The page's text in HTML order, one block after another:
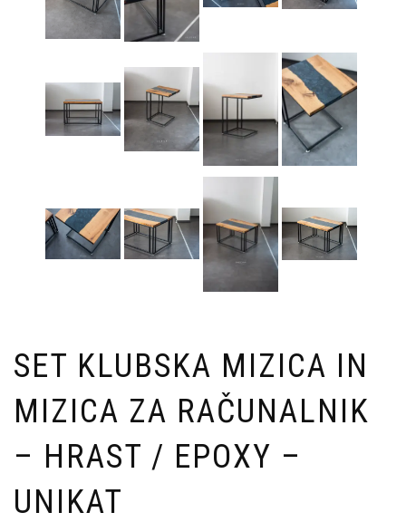
SET KLUBSKA MIZICA IN
MIZICA ZA RAČUNALNIK
– HRAST / EPOXY –
UNIKAT